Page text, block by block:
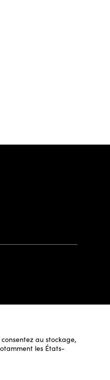
au stockage,
les États-